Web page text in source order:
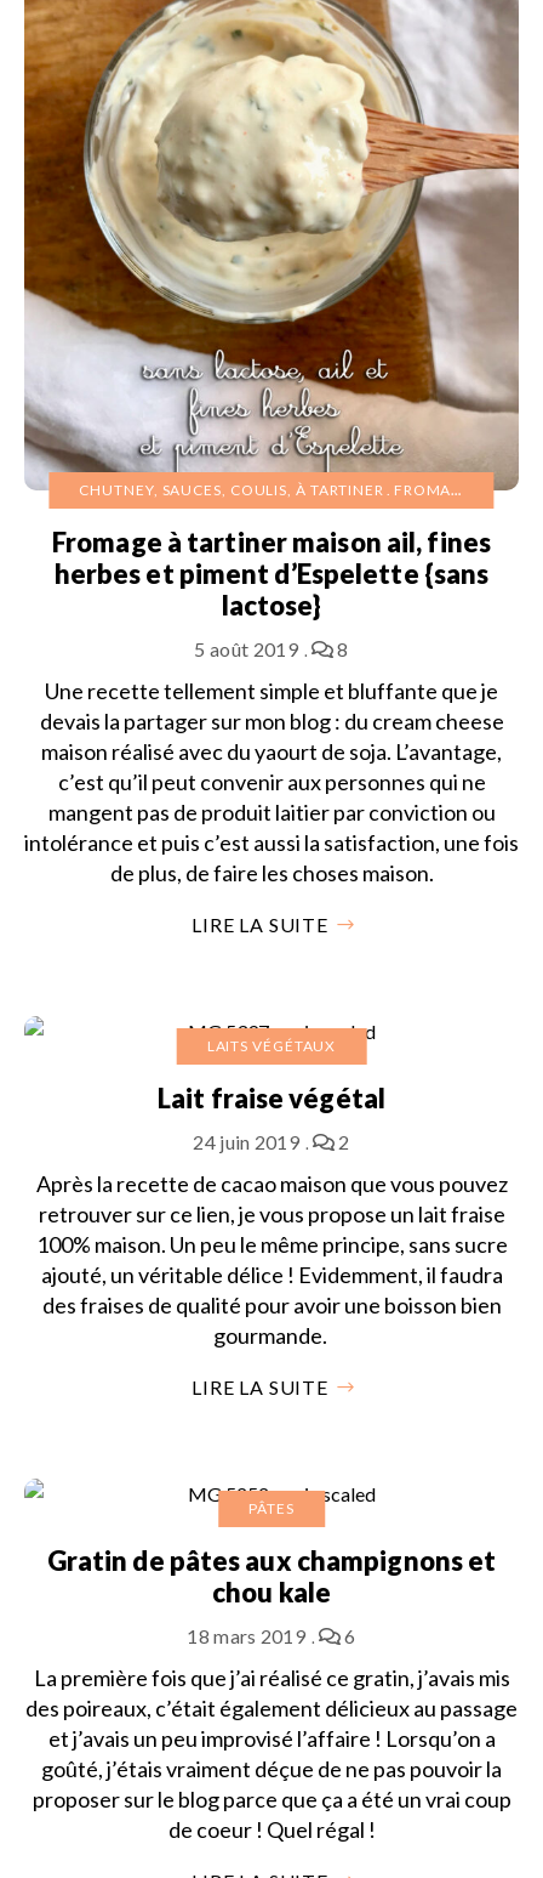
CHUTNEY, SAUCES, COULIS, À TARTINER FROMAGES
Fromage à tartiner maison ail, fines
herbes et piment d’Espelette {sans
lactose}
5 août 2019 8
Une recette tellement simple et bluffante que je
devais la partager sur mon blog : du cream cheese
maison réalisé avec du yaourt de soja. L’avantage,
c’est qu’il peut convenir aux personnes qui ne
mangent pas de produit laitier par conviction ou
intolérance et puis c’est aussi la satisfaction, une fois
de plus, de faire les choses maison.
LIRE LA SUITE
LAITS VÉGÉTAUX
Lait fraise végétal
24 juin 2019 2
Après la recette de cacao maison que vous pouvez
retrouver sur ce lien, je vous propose un lait fraise
100% maison. Un peu le même principe, sans sucre
ajouté, un véritable délice ! Evidemment, il faudra
des fraises de qualité pour avoir une boisson bien
gourmande.
LIRE LA SUITE
PÂTES
Gratin de pâtes aux champignons et
chou kale
18 mars 2019 6
La première fois que j’ai réalisé ce gratin, j’avais mis
des poireaux, c’était également délicieux au passage
et j’avais un peu improvisé l’affaire ! Lorsqu’on a
goûté, j’étais vraiment déçue de ne pas pouvoir la
proposer sur le blog parce que ça a été un vrai coup
de coeur ! Quel régal !